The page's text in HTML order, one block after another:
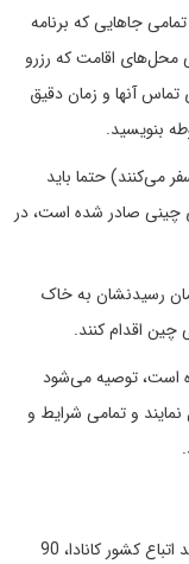
جاهایی که برنامه
محل‌های اقامت که رزرو
تماس آنها و زمان دقیق
بنویسید.
می‌کنند) حتما باید
صادر شده است، در
باید طی 24 ساعت از زمان رسیدنشان به خاک
اقدام کنند.
است، توصیه می‌شود
و تمامی شرایط و
یک بار ورود: 85 پوند اتباع کشور انگلستان، 55 پوند اتباع کشور کانادا، 90